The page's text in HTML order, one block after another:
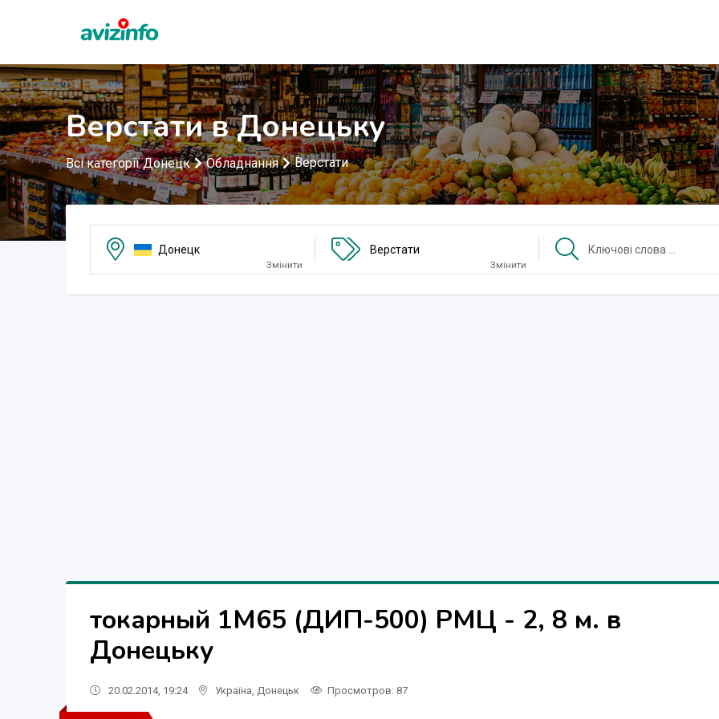
Верстати в Донецьку
Всі категорії Донецк Обладнання Верстати
Донецк
Змінити
Верстати
Змінити
токарный 1М65 (ДИП-500) РМЦ - 2, 8 м. в
Донецьку
20.02.2014, 19:24 Україна Донецьк Просмотров: 87